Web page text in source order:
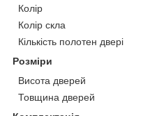
Колір
Колір скла
Кількість полотен двері
Розміри
Висота дверей
Товщина дверей